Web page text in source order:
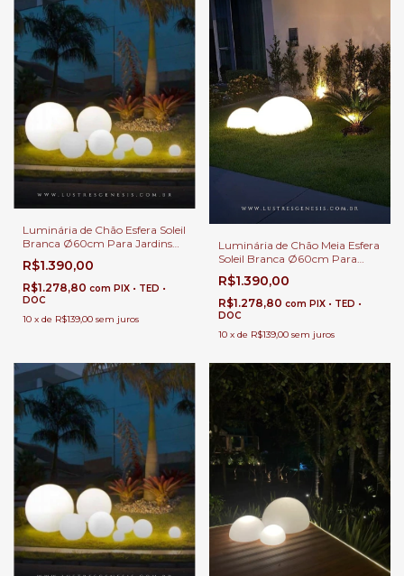
Luminária de Chão Esfera Soleil
Branca Ø60cm Para Jardins
Externos, Jardim de Inverno e
Áreas Internas.
R$1.390,00
R$1.278,80 com PIX • TED •
DOC
10 x de R$139,00 sem juros
Luminária de Chão Meia Esfera
Soleil Branca Ø60cm Para
Áreas Internas e Externas.
R$1.390,00
R$1.278,80 com PIX • TED •
DOC
10 x de R$139,00 sem juros